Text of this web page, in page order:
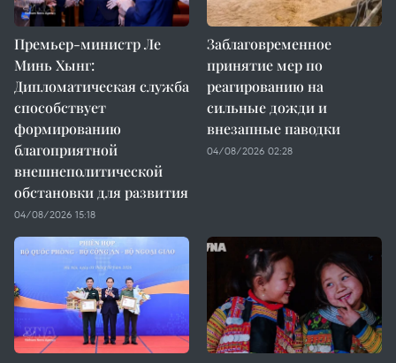
Премьер-министр Ле
Минь Хынг:
Дипломатическая служба
способствует
формированию
благоприятной
внешнеполитической
обстановки для развития
04/08/2026 15:18
Заблаговременное
принятие мер по
реагированию на
сильные дожди и
внезапные паводки
04/08/2026 02:28